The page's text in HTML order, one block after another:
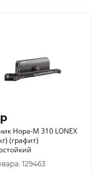
Нора-М 310 LONEX
(графит)
129463